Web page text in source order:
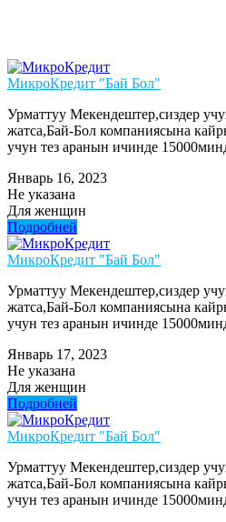
МикроКредит "Бай Бол"
Урматтуу Мекендештер,сиздер
жатса,Бай-Бол компаниясына
учун тез аранын ичинде
Январь 16, 2023
Не указана
Для женщин
Подробней
МикроКредит "Бай Бол"
Урматтуу Мекендештер,сиздер
жатса,Бай-Бол компаниясына
учун тез аранын ичинде
Январь 17, 2023
Не указана
Для женщин
Подробней
МикроКредит "Бай Бол"
Урматтуу Мекендештер,сиздер
жатса,Бай-Бол компаниясына
учун тез аранын ичинде